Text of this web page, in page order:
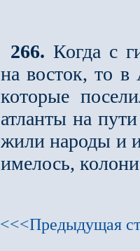
266. Когда с
на восток, то
которые
атланты на
жили народы и
имелось,
<<<Предыдущая